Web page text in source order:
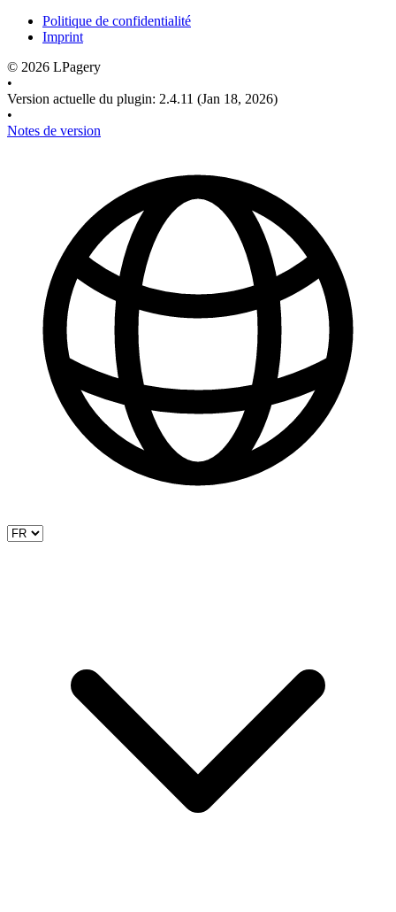
Politique de confidentialité
Imprint
© 2026 LPagery
•
Version actuelle du plugin: 2.4.11 (Jan 18, 2026)
•
Notes de version